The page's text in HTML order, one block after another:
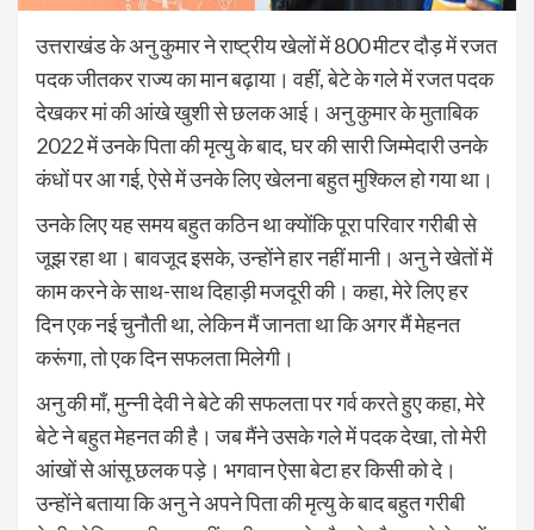
उत्तराखंड के अनु कुमार ने राष्ट्रीय खेलों में 800 मीटर दौड़ में रजत
पदक जीतकर राज्य का मान बढ़ाया। वहीं, बेटे के गले में रजत पदक
देखकर मां की आंखे खुशी से छलक आई। अनु कुमार के मुताबिक
2022 में उनके पिता की मृत्यु के बाद, घर की सारी जिम्मेदारी उनके
कंधों पर आ गई, ऐसे में उनके लिए खेलना बहुत मुश्किल हो गया था।
उनके लिए यह समय बहुत कठिन था क्योंकि पूरा परिवार गरीबी से
जूझ रहा था। बावजूद इसके, उन्होंने हार नहीं मानी। अनु ने खेतों में
काम करने के साथ-साथ दिहाड़ी मजदूरी की। कहा, मेरे लिए हर
दिन एक नई चुनौती था, लेकिन मैं जानता था कि अगर मैं मेहनत
करूंगा, तो एक दिन सफलता मिलेगी।
अनु की माँ, मुन्नी देवी ने बेटे की सफलता पर गर्व करते हुए कहा, मेरे
बेटे ने बहुत मेहनत की है। जब मैंने उसके गले में पदक देखा, तो मेरी
आंखों से आंसू छलक पड़े। भगवान ऐसा बेटा हर किसी को दे।
उन्होंने बताया कि अनु ने अपने पिता की मृत्यु के बाद बहुत गरीबी